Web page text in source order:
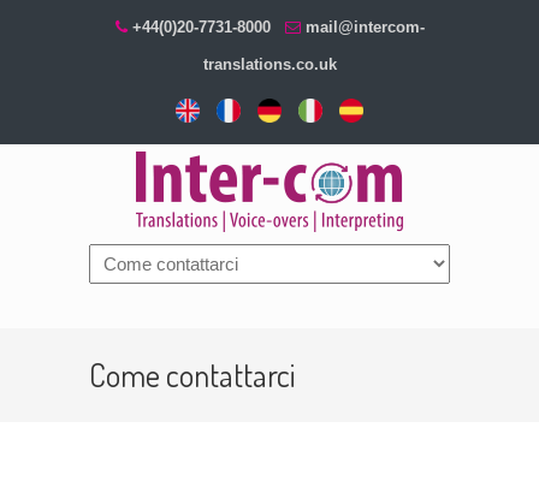
+44(0)20-7731-8000 mail@intercom-
translations.co.uk
Navigation
Come contattarci